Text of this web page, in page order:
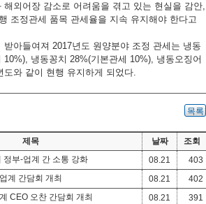
해외어장 감소로 어려움을 겪고 있는 현실을 감안,
조정관세 품목 관세율을 지속 유지해야 한다고
아들여져 2017년도 원양분야 조정 관세는 냉동
냉동꽁치 28%(기본관세 10%), 냉동오징어
도와 같이 현행 유지하게 되었다.
목록
제목 날짜
조회
정부-업계 간 소통 강화 08.21
403
계 간담회 개최 08.21
402
CEO 오찬 간담회 개최 08.21
391